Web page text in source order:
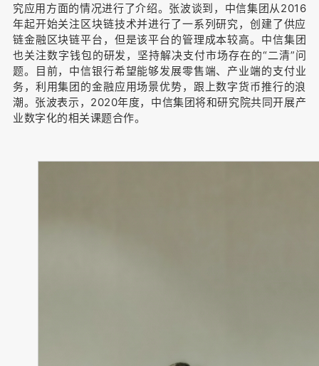
究应用方面的情况进行了介绍。 张波谈到，中信集团从2016
年起开始关注区块链技术并进行了一系列研究，创建了供应
链金融区块链平台，但是该平台的管理成本较高。 中信集团
也关注数字钱包的研发，坚持解决支付市场存在的“二清”问
题。
目前，中信银行希望能够发展零售端、产业端的支付业
务，利用集团的金融应用场景优势，跟上数字货币推行的浪
潮。 张波表示，2020年度，中信集团将和研究院共同开展产
业数字化的相关课题合作。